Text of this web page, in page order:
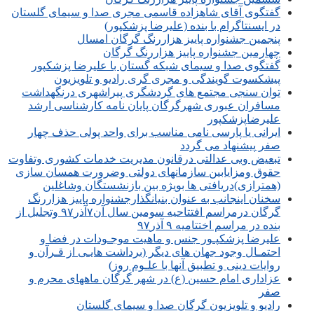
گفتگوی آقای شاهزاده قاسمی مجری صدا و سیمای گلستان
در ایسنتاگرام با بنده (علیرضا پزشکپور)
پنجمین جشنواره پاییز هزاررنگ گرگان امسال
چهارمین جشنواره پاییز هزاررنگ گرگان
گفتگوی صدا و سیمای شبکه گستان با علیرضا پزشکپور
پیشکسوت گویندگی و مجری گری رادیو و تلویزیون
توان سنجی مجتمع های گردشگری پیراشهری درنگهداشت
مسافران عبوری شهرگرگان پایان نامه کارشناسی ارشد
علیرضاپزشکپور
ایرانی یا پارسی نامی مناسب برای واحد پولی حذف چهار
صفر پیشنهاد می گردد
تبعیض وبی عدالتی درقانون مدیریت خدمات کشوری وتفاوت
حقوق ومزایابین سازمانهای دولتی وضرورت همسان سازی
(همترازی)دریافتی ها بویژه بین بازنشستگان وشاغلین
سخنان اینجانب به عنوان بنیانگذارجشنواره پاییز هزاررنگ
گرگان درمراسم افتتاحیه سومین سال آن۷آذر۹۷ وتجلیل از
بنده در مراسم اختتامیه ۹ آذر۹۷
علیرضا پزشکپـور جنس و ماهیت موجـودات در فضا و
احتمـال وجود جهان های دیگر (برداشت هایـی از قـرآن و
روایات دینی و تطبیق آنها با علـوم روز)
عزاداری امام حسین (ع) در شهر گرگان ماههای محرم و
صفر
رادیو و تلویزیون گرگان صدا و سیمای گلستان